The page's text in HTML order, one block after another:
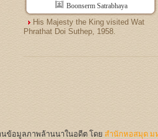
Boonserm Satrabhaya
His Majesty the King visited Wat
Phrathat Doi Suthep, 1958.
นข้อมูลภาพล้านนาในอดีต โดย สำนักหอสมุด ม